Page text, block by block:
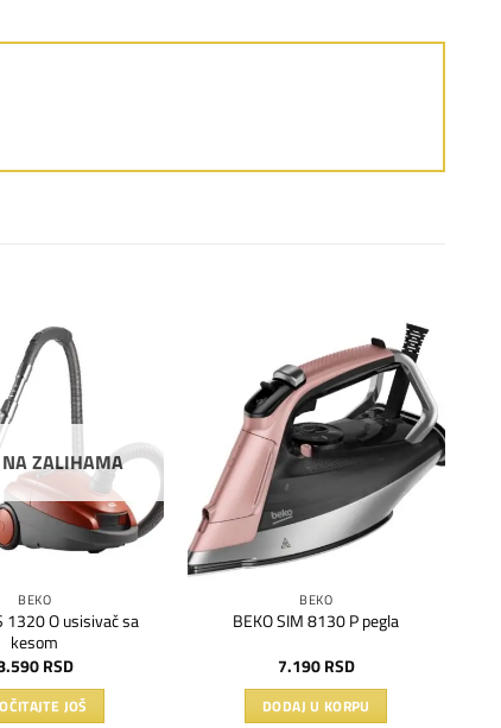
ZALIHAMA
BEKO
1320 O usisivač sa
kesom
RSD
JOŠ
Dodaj
na
listu
želja
BEKO
BEKO SIM 8130 P pegla
7.190RSD
DODAJ U KORPU